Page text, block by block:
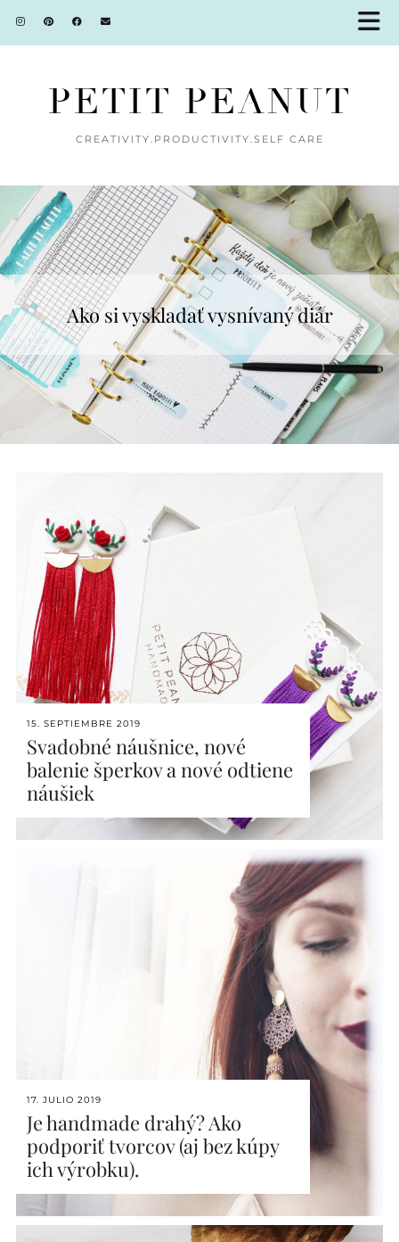
PETIT PEANUT
CREATIVITY.PRODUCTIVITY.SELF CARE
Ako si vyskladať vysnívaný diár
15. SEPTIEMBRE 2019
Svadobné náušnice, nové
balenie šperkov a nové odtiene
náušiek
17. JULIO 2019
Je handmade drahý? Ako
podporiť tvorcov (aj bez kúpy
ich výrobku).